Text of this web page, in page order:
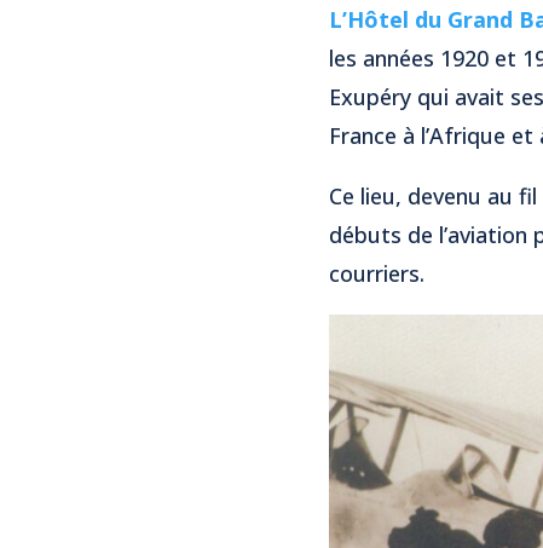
L’Hôtel du Grand
les années 1920 et
Exupéry qui avait
France à l’Afrique et
Ce lieu, devenu au
débuts de l’aviation
courriers.